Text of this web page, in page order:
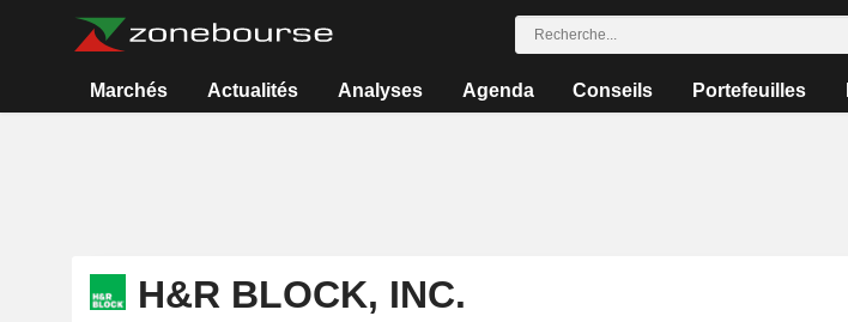
Marchés Actualités Analyses Agenda Conseils Portefeuilles
H&R BLOCK, INC.